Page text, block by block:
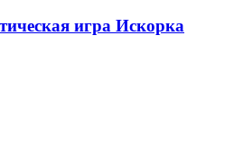
игра Искорка